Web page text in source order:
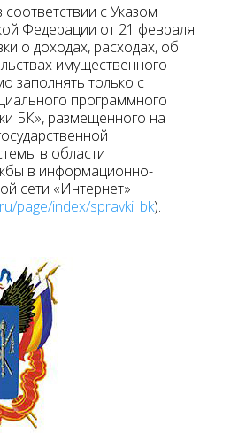
с Указом
Федерации от 21 февраля
о доходах, расходах, об
имущественного
заполнять только с
программного
БК», размещенного на
в области
в информационно-
сети «Интернет»
page/index/spravki_bk).